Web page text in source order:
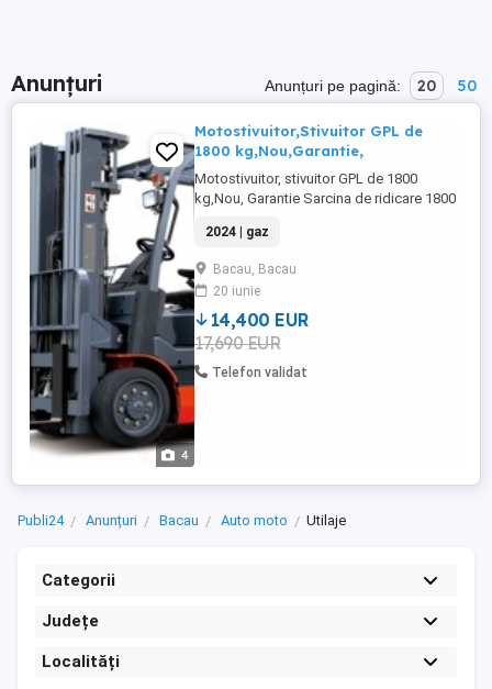
Anunțuri Anunțuri pe pagină: 20 50
4
Motostivuitor,Stivuitor GPL de
1800 kg,Nou,Garantie,
Motostivuitor, stivuitor GPL de 1800
kg,Nou, Garantie Sarcina de ridicare 1800
de ridicare la 3300mm. Catarg triplex.
Lungimea furcilor de 1220 mm. Motor
japonez. Anvelope solide. Distribuitor
hidraulic cu 4 cai.Translatie sarcina
stanga-dreapta Girofar.Avertizor ...
2024 | gaz
Bacau, Bacau
20 iunie
14,400 EUR
17,690 EUR
Telefon validat
Publi24 Anunțuri Bacau Auto moto Utilaje
Categorii
Județe
Localități